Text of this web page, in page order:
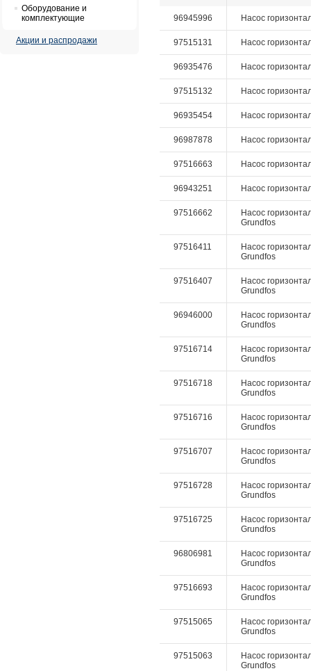
Оборудование и
комплектующие
Акции и распродажи
96945996 Насос
97515131 Насос
96935476 Насос
97515132 Насос
96935454 Насос
96987878 Насос
97516663 Насос
96943251 Насос
97516662
Насос
Grundfos
97516411
Насос
Grundfos
97516407
Насос
Grundfos
96946000
Насос
Grundfos
97516714
Насос
Grundfos
97516718
Насос
Grundfos
97516716
Насос
Grundfos
97516707
Насос
Grundfos
97516728
Насос
Grundfos
97516725
Насос
Grundfos
96806981
Насос
Grundfos
97516693
Насос
Grundfos
97515065
Насос
Grundfos
97515063
Насос
Grundfos